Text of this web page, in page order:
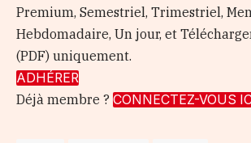
Premium, Semestriel, Trimestriel,
Hebdomadaire, Un jour, et
(PDF) uniquement.
ADHÉRER
Déjà membre ? CONNECTEZ-VOUS